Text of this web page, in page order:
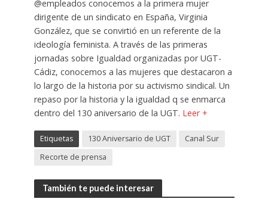
@empleados conocemos a la primera mujer
dirigente de un sindicato en España, Virginia
González, que se convirtió en un referente de la
ideología feminista. A través de las primeras
jornadas sobre Igualdad organizadas por UGT-
Cádiz, conocemos a las mujeres que destacaron a
lo largo de la historia por su activismo sindical. Un
repaso por la historia y la igualdad q se enmarca
dentro del 130 aniversario de la UGT. Leer +
Etiquetas 130 Aniversario de UGT
Canal Sur
Recorte de prensa
También te puede interesar